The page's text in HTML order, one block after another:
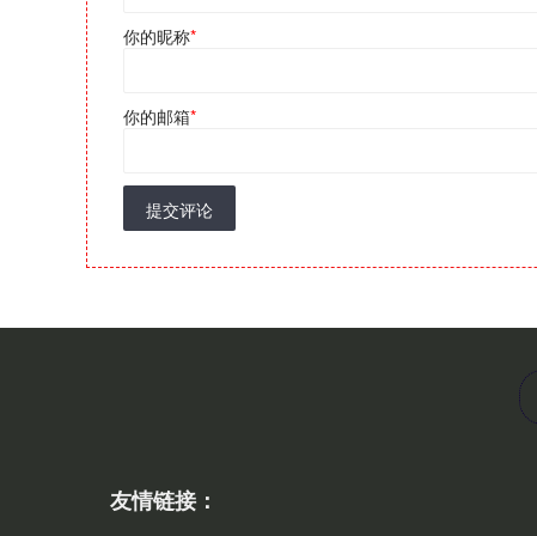
你的昵称*
你的邮箱*
提交评论
友情链接：